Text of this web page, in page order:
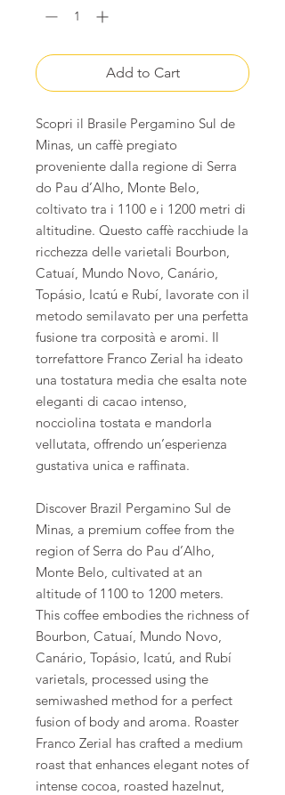
Add to Cart
Scopri il Brasile Pergamino Sul de
Minas, un caffè pregiato
proveniente dalla regione di Serra
do Pau d’Alho, Monte Belo,
coltivato tra i 1100 e i 1200 metri di
altitudine. Questo caffè racchiude la
ricchezza delle varietali Bourbon,
Catuaí, Mundo Novo, Canário,
Topásio, Icatú e Rubí, lavorate con il
metodo semilavato per una perfetta
fusione tra corposità e aromi. Il
torrefattore Franco Zerial ha ideato
una tostatura media che esalta note
eleganti di cacao intenso,
nocciolina tostata e mandorla
vellutata, offrendo un’esperienza
gustativa unica e raffinata.
Discover Brazil Pergamino Sul de
Minas, a premium coffee from the
region of Serra do Pau d’Alho,
Monte Belo, cultivated at an
altitude of 1100 to 1200 meters.
This coffee embodies the richness of
Bourbon, Catuaí, Mundo Novo,
Canário, Topásio, Icatú, and Rubí
varietals, processed using the
semiwashed method for a perfect
fusion of body and aroma. Roaster
Franco Zerial has crafted a medium
roast that enhances elegant notes of
intense cocoa, roasted hazelnut,